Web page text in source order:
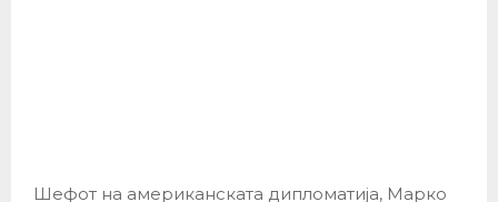
Шефот на американската дипломатија, Марко